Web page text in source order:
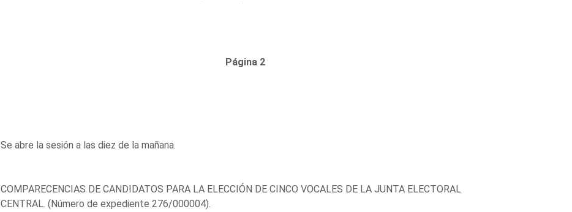
Página 2
Se abre la sesión a las diez de la mañana.
COMPARECENCIAS DE CANDIDATOS PARA LA ELECCIÓN DE CINCO VOCALES DE LA JUNTA ELECTORAL
CENTRAL. (Número de expediente 276/000004).